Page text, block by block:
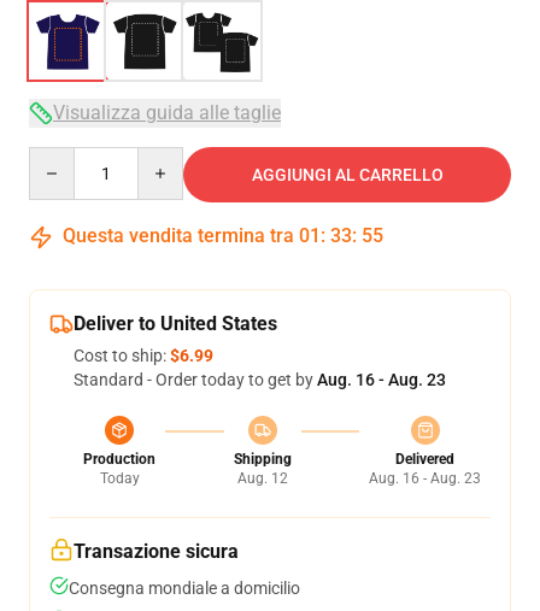
Visualizza guida alle taglie
AGGIUNGI AL CARRELLO
Questa vendita termina tra 01 : 33: 54
Deliver to United States
Cost to ship:$6.99
Standard - Order today to get byAug. 16 - Aug. 23
Production
Today
Shipping
Aug. 12
Delivered
Aug. 16 - Aug. 23
Transazione sicura
Consegna mondiale a domicilio